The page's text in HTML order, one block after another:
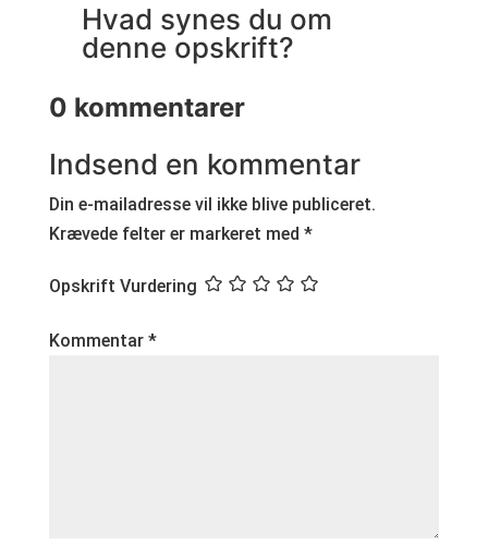
Hvad synes du om
denne opskrift?
0 kommentarer
Indsend en kommentar
Din e-mailadresse vil ikke blive publiceret.
Krævede felter er markeret med *
Opskrift Vurdering
Kommentar *